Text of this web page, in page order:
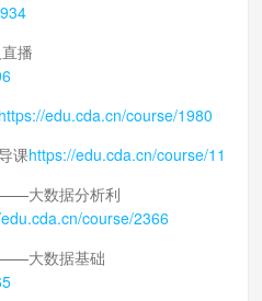
播
https://edu.cda.cn/course/1980
课https://edu.cda.cn/course/11
——大数据分析利
course/2366
——大数据基础